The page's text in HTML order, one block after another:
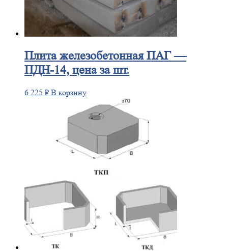
Плитажелезобетонная ПАГ —
ПДН-14, цена за шт.
6 225 ₽ В корзину